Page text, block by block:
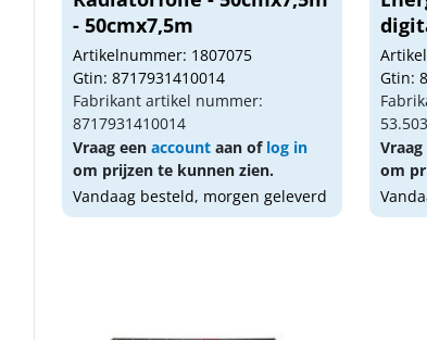
- 50cmx7,5m
Artikelnummer: 1807075
Gtin: 8717931410014
Fabrikant artikel nummer:
8717931410014
Vraag een accountaan of log in
om prijzen te kunnen zien.
Vandaag besteld, morgen geleverd
Gtin:
om